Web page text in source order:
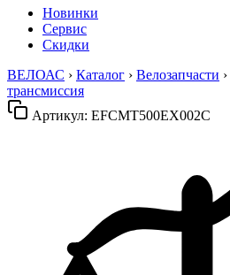
Новинки
Сервис
Скидки
ВЕЛОАС › Каталог › Велозапчасти ›
трансмиссия
Артикул: EFCMT500EX002C